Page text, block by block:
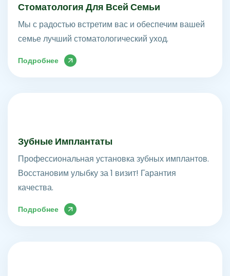
Стоматология Для Всей Семьи
Мы с радостью встретим вас и обеспечим вашей
семье лучший стоматологический уход.
Подробнее
Зубные Имплантаты
Профессиональная установка зубных имплантов.
Восстановим улыбку за 1 визит! Гарантия
качества.
Подробнее